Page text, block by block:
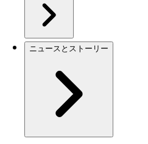
ニュースとストーリー